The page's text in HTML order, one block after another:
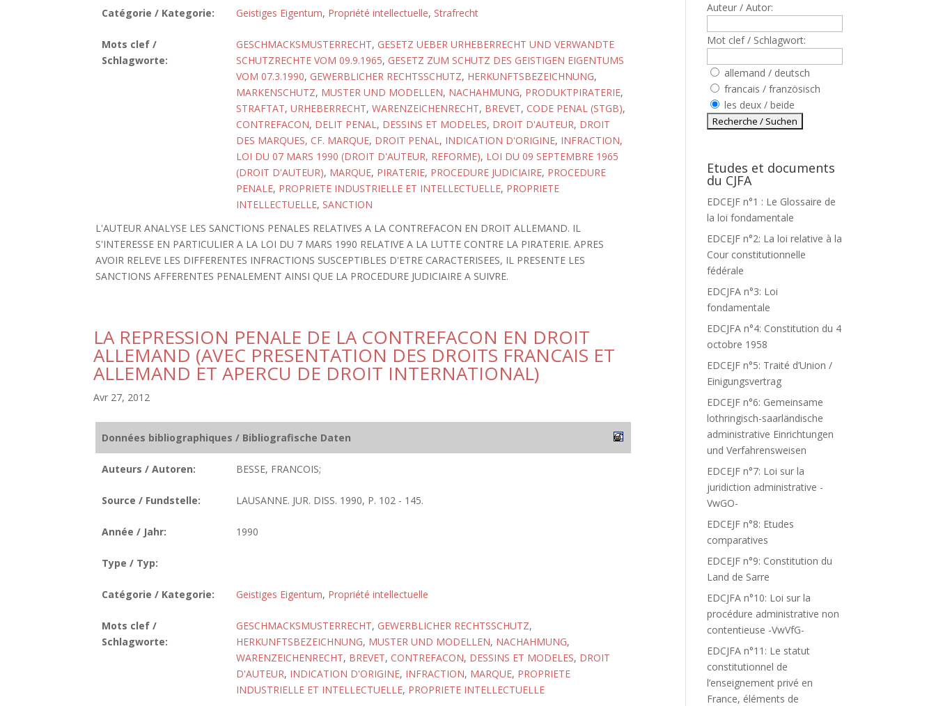
Catégorie / Kategorie: Geistiges Eigentum, Propriété intellectuelle, Strafrecht
Mots clef /
Schlagworte:
GESCHMACKSMUSTERRECHT, GESETZ UEBER URHEBERRECHT UND VERWANDTE
SCHUTZRECHTE VOM 09.9.1965, GESETZ ZUM SCHUTZ DES GEISTIGEN EIGENTUMS
VOM 07.3.1990, GEWERBLICHER RECHTSSCHUTZ, HERKUNFTSBEZEICHNUNG,
MARKENSCHUTZ, MUSTER UND MODELLEN, NACHAHMUNG, PRODUKTPIRATERIE,
STRAFTAT, URHEBERRECHT, WARENZEICHENRECHT, BREVET, CODE PENAL (STGB),
CONTREFACON, DELIT PENAL, DESSINS ET MODELES, DROIT D'AUTEUR, DROIT
DES MARQUES, CF. MARQUE, DROIT PENAL, INDICATION D'ORIGINE, INFRACTION,
LOI DU 07 MARS 1990 (DROIT D'AUTEUR, REFORME), LOI DU 09 SEPTEMBRE 1965
(DROIT D'AUTEUR), MARQUE, PIRATERIE, PROCEDURE JUDICIAIRE, PROCEDURE
PENALE, PROPRIETE INDUSTRIELLE ET INTELLECTUELLE, PROPRIETE
INTELLECTUELLE, SANCTION
L'AUTEUR ANALYSE LES SANCTIONS PENALES RELATIVES A LA CONTREFACON EN DROIT ALLEMAND. IL
S'INTERESSE EN PARTICULIER A LA LOI DU 7 MARS 1990 RELATIVE A LA LUTTE CONTRE LA PIRATERIE. APRES
AVOIR RELEVE LES DIFFERENTES INFRACTIONS SUSCEPTIBLES D'ETRE CARACTERISEES, IL PRESENTE LES
SANCTIONS AFFERENTES PENALEMENT AINSI QUE LA PROCEDURE JUDICIAIRE A SUIVRE.
LA REPRESSION PENALE DE LA CONTREFACON EN DROIT
ALLEMAND (AVEC PRESENTATION DES DROITS FRANCAIS ET
ALLEMAND ET APERCU DE DROIT INTERNATIONAL)
Avr 27, 2012
Données bibliographiques / Bibliografische Daten
Auteurs / Autoren: BESSE, FRANCOIS;
Source / Fundstelle: LAUSANNE. JUR. DISS. 1990, P. 102 - 145.
Année / Jahr: 1990
Type / Typ:
Catégorie / Kategorie: Geistiges Eigentum, Propriété intellectuelle
Mots clef /
Schlagworte:
GESCHMACKSMUSTERRECHT, GEWERBLICHER RECHTSSCHUTZ,
HERKUNFTSBEZEICHNUNG, MUSTER UND MODELLEN, NACHAHMUNG,
WARENZEICHENRECHT, BREVET, CONTREFACON, DESSINS ET MODELES, DROIT
D'AUTEUR, INDICATION D'ORIGINE, INFRACTION, MARQUE, PROPRIETE
INDUSTRIELLE ET INTELLECTUELLE, PROPRIETE INTELLECTUELLE
Auteur / Autor:
Mot clef / Schlagwort:
allemand / deutsch
francais / französisch
les deux / beide
Etudes et documents
du CJFA
EDCEJF n°1 : Le Glossaire de
la loi fondamentale
EDCEJF n°2: La loi relative à la
Cour constitutionnelle
fédérale
EDCJFA n°3: Loi
fondamentale
EDCJFA n°4: Constitution du 4
octobre 1958
EDCEJF n°5: Traité d’Union /
Einigungsvertrag
EDCEJF n°6: Gemeinsame
lothringisch-saarländische
administrative Einrichtungen
und Verfahrensweisen
EDCEJF n°7: Loi sur la
juridiction administrative -
VwGO-
EDCEJF n°8: Etudes
comparatives
EDCEJF n°9: Constitution du
Land de Sarre
EDCJFA n°10: Loi sur la
procédure administrative non
contentieuse -VwVfG-
EDCJFA n°11: Le statut
constitutionnel de
l’enseignement privé en
France, éléments de